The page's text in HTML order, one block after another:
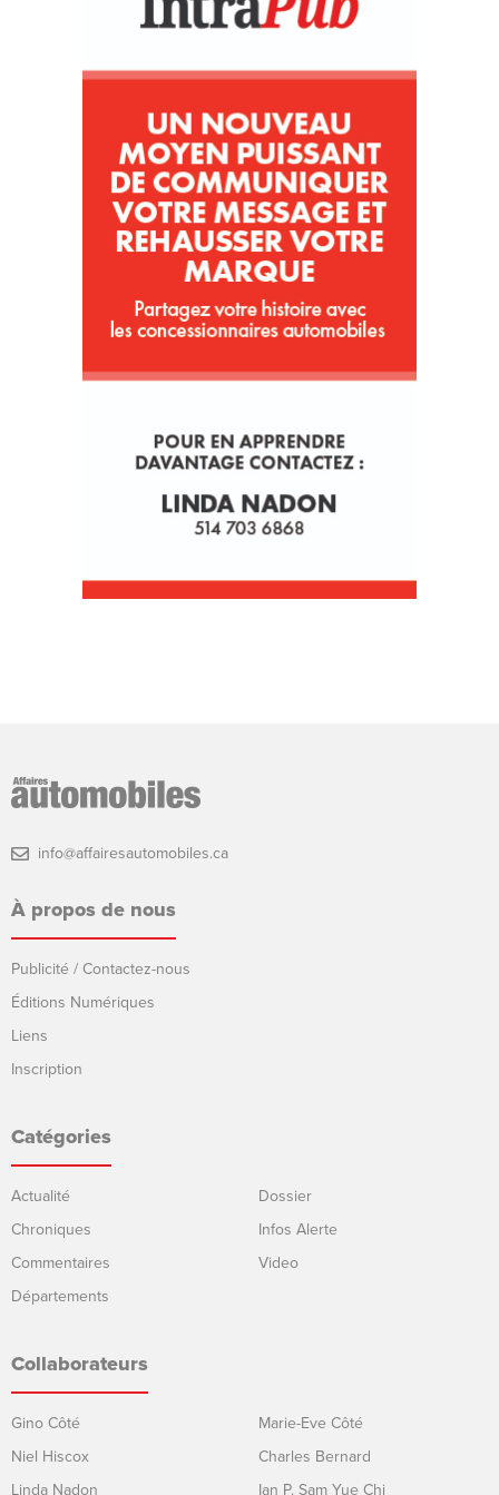
info@affairesautomobiles.ca
À propos de nous
Publicité / Contactez-nous
Éditions Numériques
Liens
Inscription
Catégories
Actualité
Chroniques
Commentaires
Départements
Dossier
Infos Alerte
Video
Collaborateurs
Gino Côté
Niel Hiscox
Linda Nadon
Marie-Eve Côté
Charles Bernard
Ian P. Sam Yue Chi